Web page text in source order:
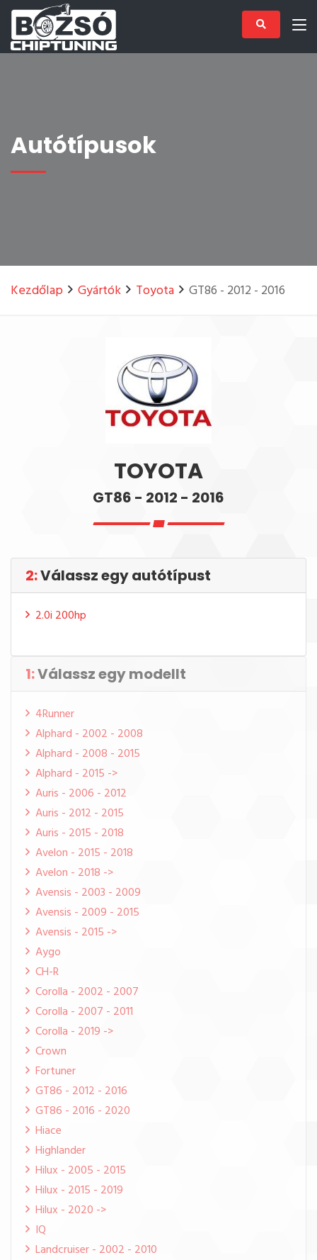
Autótípusok
Kezdőlap Gyártók Toyota GT86 - 2012 - 2016
TOYOTA
GT86 - 2012 - 2016
1:Válassz egy modellt
4Runner
Alphard - 2002 - 2008
Alphard - 2008 - 2015
Alphard - 2015 ->
Auris - 2006 - 2012
Auris - 2012 - 2015
Auris - 2015 - 2018
Avelon - 2015 - 2018
Avelon - 2018 ->
Avensis - 2003 - 2009
Avensis - 2009 - 2015
Avensis - 2015 ->
Aygo
CH-R
Corolla - 2002 - 2007
Corolla - 2007 - 2011
Corolla - 2019 ->
Crown
Fortuner
GT86 - 2012 - 2016
GT86 - 2016 - 2020
Hiace
Highlander
Hilux - 2005 - 2015
Hilux - 2015 - 2019
Hilux - 2020 ->
IQ
Landcruiser - 2002 - 2010
2:Válassz egy autótípust
2.0i 200hp